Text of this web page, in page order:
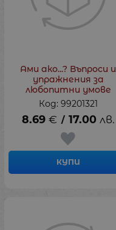
Ами ако...? Въпроси и
упражнения за
любопитни умове
Код: 99201321
8.69 € / 17.00 лв.
КУПИ